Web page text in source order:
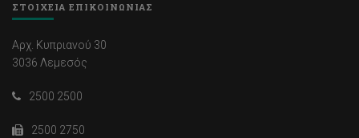
ΣΤΟΙΧΕΙΑ ΕΠΙΚΟΙΝΩΝΙΑΣ
Αρχ. Κυπριανού 30
3036 Λεμεσός
2500 2500
2500 2750